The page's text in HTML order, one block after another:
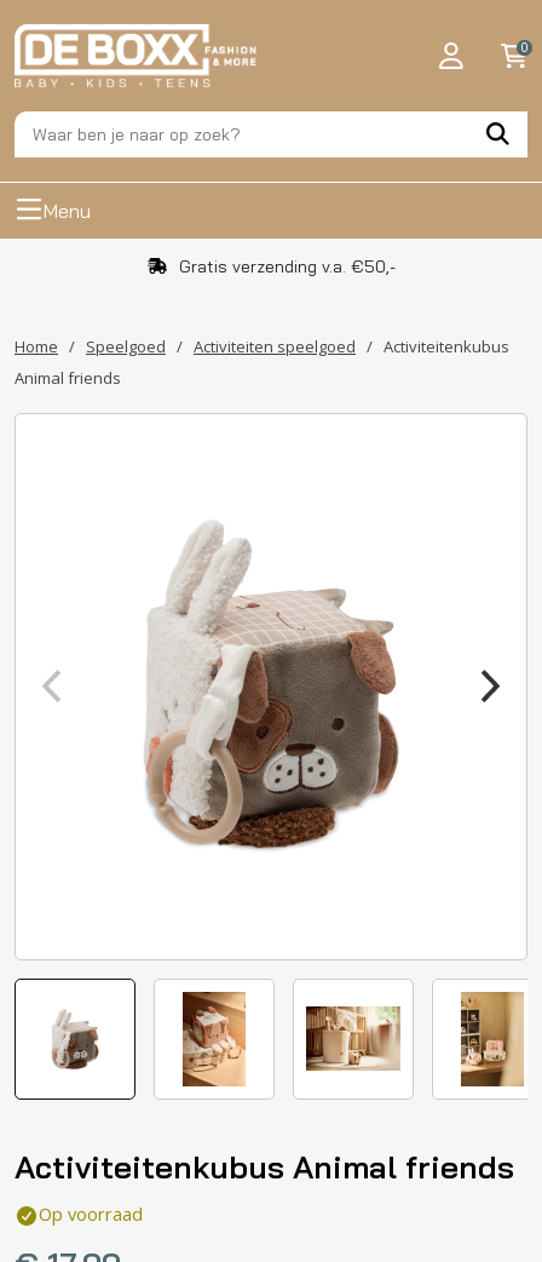
0
Menu
Gratis verzending v.a. €50,-
Home / Speelgoed / Activiteiten speelgoed / Activiteitenkubus
Animal friends
Activiteitenkubus Animal friends
Op voorraad